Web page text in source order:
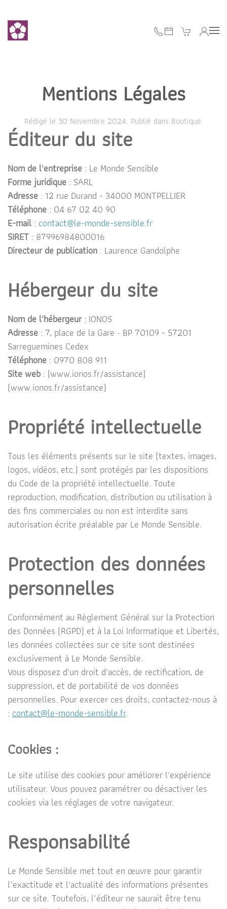
Accéder au contenu principal
Mentions Légales
Rédigé le 30 Novembre 2024. Publié dans Boutique.
Éditeur du site
Nom de l'entreprise : Le Monde Sensible
Forme juridique : SARL
Adresse : 12 rue Durand - 34000 MONTPELLIER
Téléphone : 04 67 02 40 90
E-mail : contact@le-monde-sensible.fr
SIRET : 87996984800016
Directeur de publication : Laurence Gandolphe
Hébergeur du site
Nom de l'hébergeur: IONOS
Adresse : 7, place de la Gare · BP 70109 - 57201
Sarreguemines Cedex
Téléphone : 0970 808 911
Site web : [www.ionos.fr/assistance]
(www.ionos.fr/assistance)
Propriété intellectuelle
Tous les éléments présents sur le site (textes, images,
logos, vidéos, etc.) sont protégés par les dispositions
du Code de la propriété intellectuelle. Toute
reproduction, modification, distribution ou utilisation à
des fins commerciales ou non est interdite sans
autorisation écrite préalable par Le Monde Sensible.
Protection des données
personnelles
Conformément au Règlement Général sur la Protection
des Données (RGPD) et à la Loi Informatique et Libertés,
les données collectées sur ce site sont destinées
exclusivement à Le Monde Sensible.
Vous disposez d'un droit d'accès, de rectification, de
suppression, et de portabilité de vos données
personnelles. Pour exercer ces droits, contactez-nous à
: contact@le-monde-sensible.fr.
Cookies :
Le site utilise des cookies pour améliorer l'expérience
utilisateur. Vous pouvez paramétrer ou désactiver les
cookies via les réglages de votre navigateur.
Responsabilité
Le Monde Sensible met tout en œuvre pour garantir
l’exactitude et l'actualité des informations présentes
sur ce site. Toutefois, l’éditeur ne saurait être tenu